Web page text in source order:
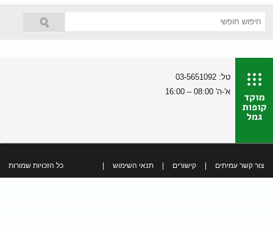
טל: 03-5651092
א'-ה' 08:00 – 16:00
צור קשר עמיתים קישורים תנאי השימוש כל הזכויות שמורות